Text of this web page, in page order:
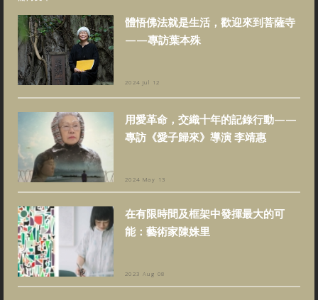
體悟佛法就是生活，歡迎來到菩薩寺
——專訪葉本殊
2024 Jul 12
用愛革命，交織十年的記錄行動——
專訪《愛子歸來》導演 李靖惠
2024 May 13
在有限時間及框架中發揮最大的可
能：藝術家陳姝里
2023 Aug 08